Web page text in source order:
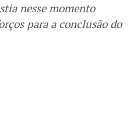
nesse momento
para a conclusão do